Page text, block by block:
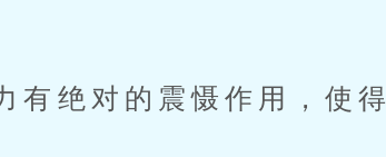
绝对的震慑作用，使得